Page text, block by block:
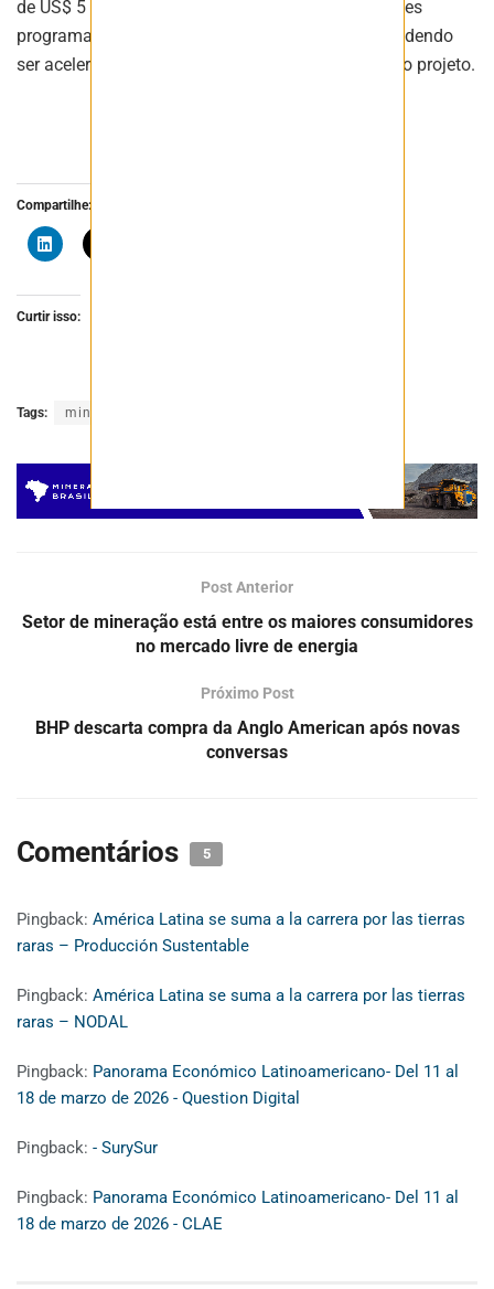
de US$ 5 milhões, US$ 10 milhões e US$ 10 milhões
programados em intervalos de até 12 meses — podendo
ser acelerados conforme a evolução das etapas do projeto.
Compartilhe:
Curtir isso:
Tags: minas gerais
Post Anterior
Setor de mineração está entre os maiores consumidores
no mercado livre de energia
Próximo Post
BHP descarta compra da Anglo American após novas
conversas
Comentários 5
Pingback: América Latina se suma a la carrera por las tierras
raras – Producción Sustentable
Pingback: América Latina se suma a la carrera por las tierras
raras – NODAL
Pingback: Panorama Económico Latinoamericano- Del 11 al
18 de marzo de 2026 - Question Digital
Pingback: - SurySur
Pingback: Panorama Económico Latinoamericano- Del 11 al
18 de marzo de 2026 - CLAE